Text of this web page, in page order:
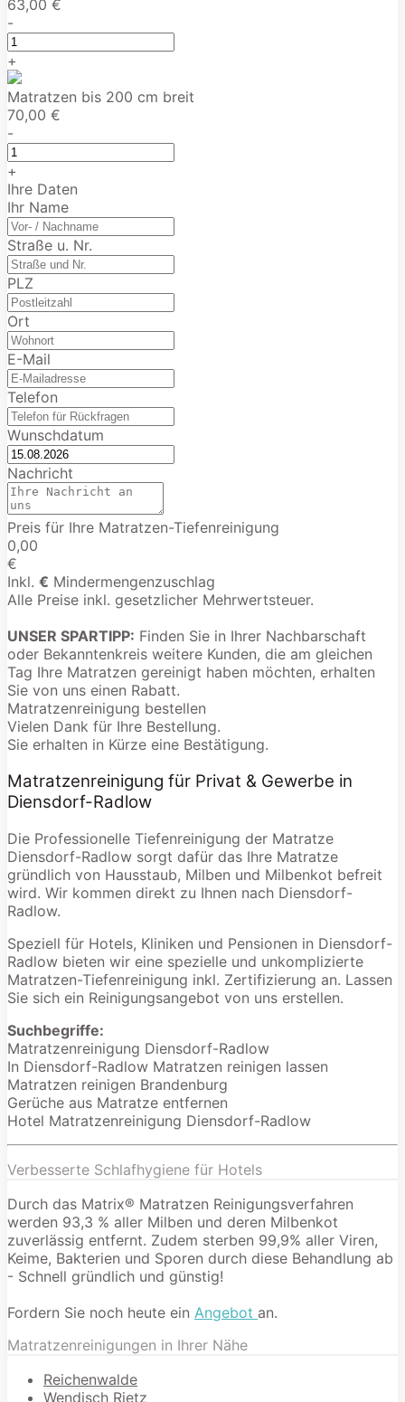
63,00 €
-
+
Matratzen bis 200 cm breit
70,00 €
-
+
Ihre Daten
Ihr Name
Straße u. Nr.
PLZ
Ort
E-Mail
Telefon
Wunschdatum
Nachricht
Preis für Ihre Matratzen-Tiefenreinigung
0,00
€
Inkl. € Mindermengenzuschlag
Alle Preise inkl. gesetzlicher Mehrwertsteuer.
UNSER SPARTIPP: Finden Sie in Ihrer Nachbarschaft
oder Bekanntenkreis weitere Kunden, die am gleichen
Tag Ihre Matratzen gereinigt haben möchten, erhalten
Sie von uns einen Rabatt.
Matratzenreinigung bestellen
Vielen Dank für Ihre Bestellung.
Sie erhalten in Kürze eine Bestätigung.
Matratzenreinigung für Privat & Gewerbe in
Diensdorf-Radlow
Die Professionelle Tiefenreinigung der Matratze
Diensdorf-Radlow sorgt dafür das Ihre Matratze
gründlich von Hausstaub, Milben und Milbenkot befreit
wird. Wir kommen direkt zu Ihnen nach Diensdorf-
Radlow.
Speziell für Hotels, Kliniken und Pensionen in Diensdorf-
Radlow bieten wir eine spezielle und unkomplizierte
Matratzen-Tiefenreinigung inkl. Zertifizierung an. Lassen
Sie sich ein Reinigungsangebot von uns erstellen.
Suchbegriffe:
Matratzenreinigung Diensdorf-Radlow
In Diensdorf-Radlow Matratzen reinigen lassen
Matratzen reinigen Brandenburg
Gerüche aus Matratze entfernen
Hotel Matratzenreinigung Diensdorf-Radlow
Verbesserte Schlafhygiene für Hotels
Durch das Matrix® Matratzen Reinigungsverfahren
werden 93,3 % aller Milben und deren Milbenkot
zuverlässig entfernt. Zudem sterben 99,9% aller Viren,
Keime, Bakterien und Sporen durch diese Behandlung ab
- Schnell gründlich und günstig!
Fordern Sie noch heute ein Angebot an.
Matratzenreinigungen in Ihrer Nähe
Reichenwalde
Wendisch Rietz